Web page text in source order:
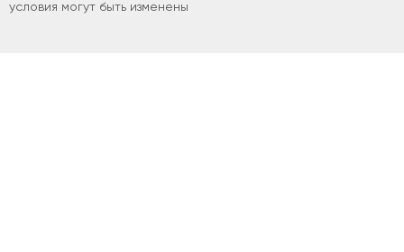
условия могут быть изменены